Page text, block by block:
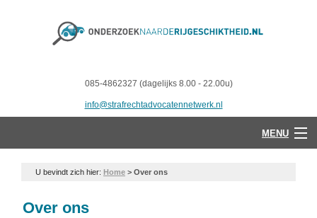
085-4862327 (dagelijks 8.00 - 22.00u)
info@strafrechtadvocatennetwerk.nl
MENU
U bevindt zich hier: Home > Over ons
Over ons